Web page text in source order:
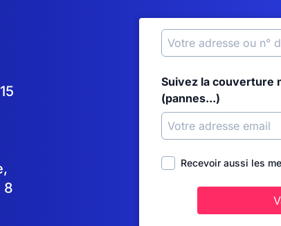
8
Suivez la couverture
(pannes...)
Recevoir aussi les